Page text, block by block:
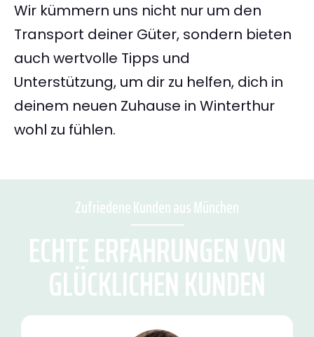
Wir kümmern uns nicht nur um den
Transport deiner Güter, sondern bieten
auch wertvolle Tipps und
Unterstützung, um dir zu helfen, dich in
deinem neuen Zuhause in Winterthur
wohl zu fühlen.
Zufriedene Kunden aus München
ECHTE ERFAHRUNGEN VON
GLÜCKLICHEN KUNDEN